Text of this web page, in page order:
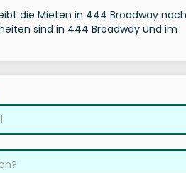
die Mieten in 444 Broadway nach
sind in 444 Broadway und im